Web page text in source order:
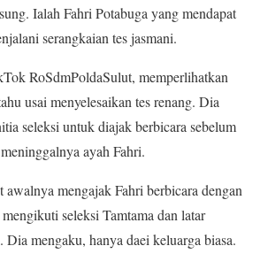
Ialah Fahri Potabuga yang mendapat
serangkaian tes jasmani.
RoSdmPoldaSulut, memperlihatkan
usai menyelesaikan tes renang. Dia
seleksi untuk diajak berbicara sebelum
ayah Fahri.
awalnya mengajak Fahri berbicara dengan
seleksi Tamtama dan latar
Dia mengaku, hanya daei keluarga biasa.